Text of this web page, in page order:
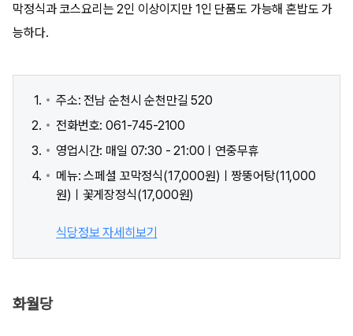
막정식과 코스요리는 2인 이상이지만 1인 단품도 가능해 혼밥도 가
능하다.
주소: 전남 순천시 순천만길 520
전화번호: 061-745-2100
영업시간: 매일 07:30 - 21:00ㅣ연중무휴
메뉴: 스페셜 꼬막정식(17,000원)ㅣ짱뚱어탕(11,000
원)ㅣ꽃게장정식(17,000원)
식당정보 자세히보기
화월당